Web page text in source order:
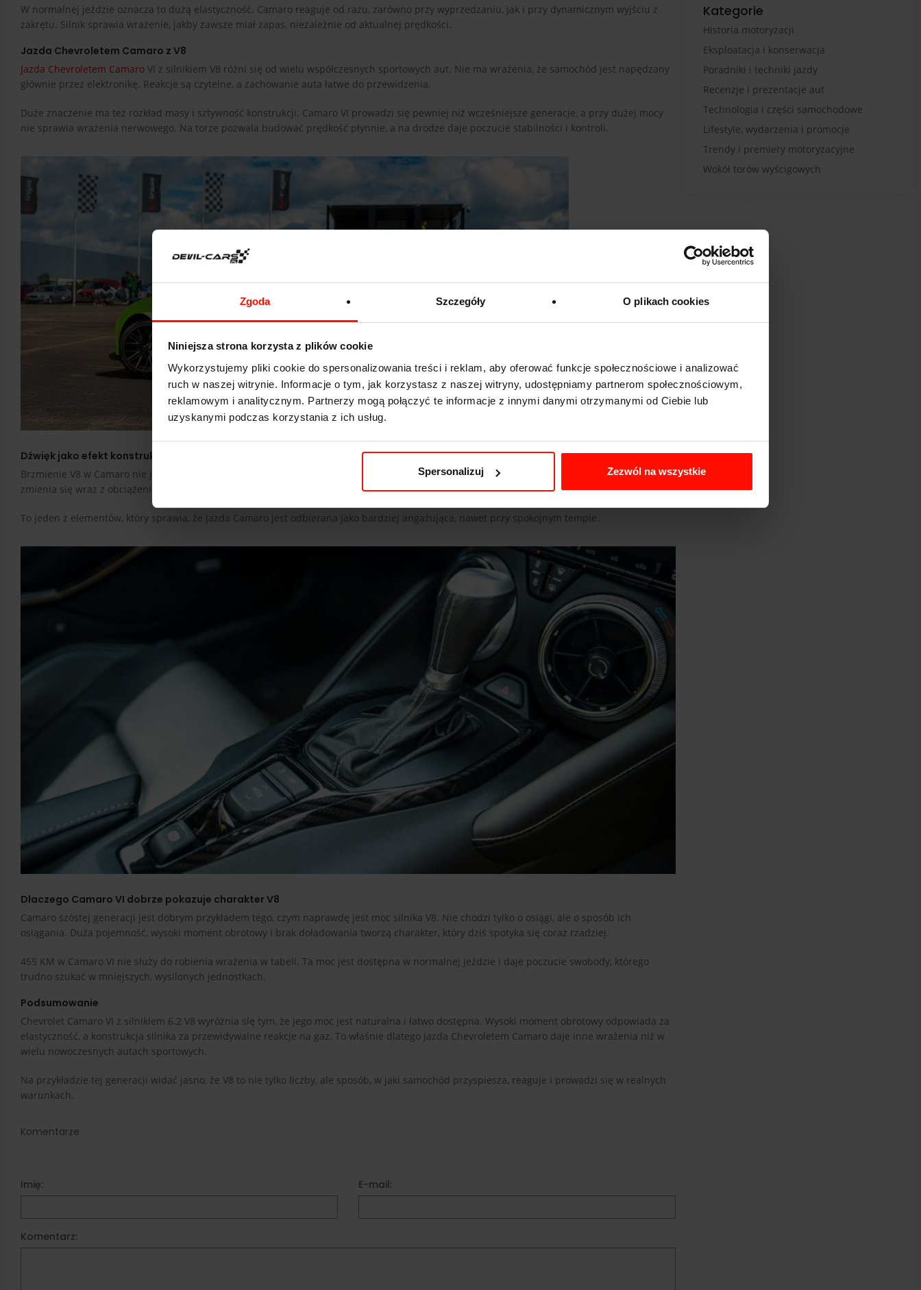
Zgoda Szczegóły O plikach cookies
Niniejsza strona korzysta z plików cookie
Wykorzystujemy pliki cookie do spersonalizowania treści i reklam, aby oferować funkcje społecznościowe i analizować
ruch w naszej witrynie. Informacje o tym, jak korzystasz z naszej witryny, udostępniamy partnerom społecznościowym,
reklamowym i analitycznym. Partnerzy mogą połączyć te informacje z innymi danymi otrzymanymi od Ciebie lub
uzyskanymi podczas korzystania z ich usług.
Spersonalizuj Zezwól na wszystkie
W normalnej jeździe oznacza to dużą elastyczność. Camaro reaguje od razu, zarówno przy wyprzedzaniu, jak i przy dynamicznym wyjściu z
zakrętu. Silnik sprawia wrażenie, jakby zawsze miał zapas, niezależnie od aktualnej prędkości.
Jazda Chevroletem Camaro z V8
Jazda Chevroletem Camaro VI z silnikiem V8 różni się od wielu współczesnych sportowych aut. Nie ma wrażenia, że samochód jest napędzany
głównie przez elektronikę. Reakcje są czytelne, a zachowanie auta łatwe do przewidzenia.
Duże znaczenie ma też rozkład masy i sztywność konstrukcji. Camaro VI prowadzi się pewniej niż wcześniejsze generacje, a przy dużej mocy
nie sprawia wrażenia nerwowego. Na torze pozwala budować prędkość płynnie, a na drodze daje poczucie stabilności i kontroli.
Dźwięk jako efekt konstrukcji
Brzmienie V8 w Camaro nie jest dodatkiem ani sztucznym efektem. Wynika bezpośrednio z pracy ośmiu cylindrów i dużej pojemności. Dźwięk
zmienia się wraz z obciążeniem silnika i obrotami, co daje kierowcy naturalną informację zwrotną o tym, jak pracuje jednostka napędowa.
To jeden z elementów, który sprawia, że jazda Camaro jest odbierana jako bardziej angażująca, nawet przy spokojnym tempie.
Dlaczego Camaro VI dobrze pokazuje charakter V8
Camaro szóstej generacji jest dobrym przykładem tego, czym naprawdę jest moc silnika V8. Nie chodzi tylko o osiągi, ale o sposób ich
osiągania. Duża pojemność, wysoki moment obrotowy i brak doładowania tworzą charakter, który dziś spotyka się coraz rzadziej.
455 KM w Camaro VI nie służy do robienia wrażenia w tabeli. Ta moc jest dostępna w normalnej jeździe i daje poczucie swobody, którego
trudno szukać w mniejszych, wysilonych jednostkach.
Podsumowanie
Chevrolet Camaro VI z silnikiem 6.2 V8 wyróżnia się tym, że jego moc jest naturalna i łatwo dostępna. Wysoki moment obrotowy odpowiada za
elastyczność, a konstrukcja silnika za przewidywalne reakcje na gaz. To właśnie dlatego jazda Chevroletem Camaro daje inne wrażenia niż w
wielu nowoczesnych autach sportowych.
Na przykładzie tej generacji widać jasno, że V8 to nie tylko liczby, ale sposób, w jaki samochód przyspiesza, reaguje i prowadzi się w realnych
warunkach.
Komentarze
Imię: E-mail:
Komentarz:
Kategorie
Historia motoryzacji
Eksploatacja i konserwacja
Poradniki i techniki jazdy
Recenzje i prezentacje aut
Technologia i części samochodowe
Lifestyle, wydarzenia i promocje
Trendy i premiery motoryzacyjne
Wokół torów wyścigowych